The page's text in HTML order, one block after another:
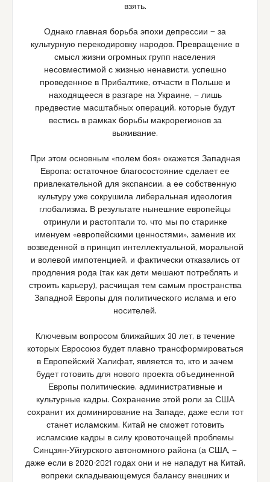
взять.
Однако главная борьба эпохи депрессии — за
культурную перекодировку народов. Превращение в
смысл жизни огромных групп населения
несовместимой с жизнью ненависти, успешно
проведенное в Прибалтике, отчасти в Польше и
находящееся в разгаре на Украине, — лишь
предвестие масштабных операций, которые будут
вестись в рамках борьбы макрорегионов за
выживание.
При этом основным «полем боя» окажется Западная
Европа: остаточное благосостояние сделает ее
привлекательной для экспансии, а ее собственную
культуру уже сокрушила либеральная идеология
глобализма. В результате нынешние европейцы
отринули и растоптали то, что мы по старинке
именуем «европейскими ценностями», заменив их
возведенной в принцип интеллектуальной, моральной
и волевой импотенцией, и фактически отказались от
продления рода (так как дети мешают потреблять и
строить карьеру), расчищая тем самым пространства
Западной Европы для политического ислама и его
носителей.
Ключевым вопросом ближайших 30 лет, в течение
которых Евросоюз будет плавно трансформироваться
в Европейский Халифат, является то, кто и зачем
будет готовить для нового проекта объединенной
Европы политические, административные и
культурные кадры. Сохранение этой роли за США
сохранит их доминирование на Западе, даже если тот
станет исламским. Китай не сможет готовить
исламские кадры в силу кровоточащей проблемы
Синцзян-Уйгурского автономного района (а США, —
даже если в 2020-2021 годах они и не нападут на Китай,
вопреки складывающемуся балансу внешних и